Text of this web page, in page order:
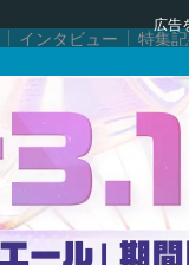
広告
インタビュー 特集